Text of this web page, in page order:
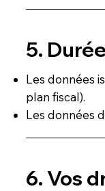
5.
Les données
plan fiscal).
Les données
6. Vos